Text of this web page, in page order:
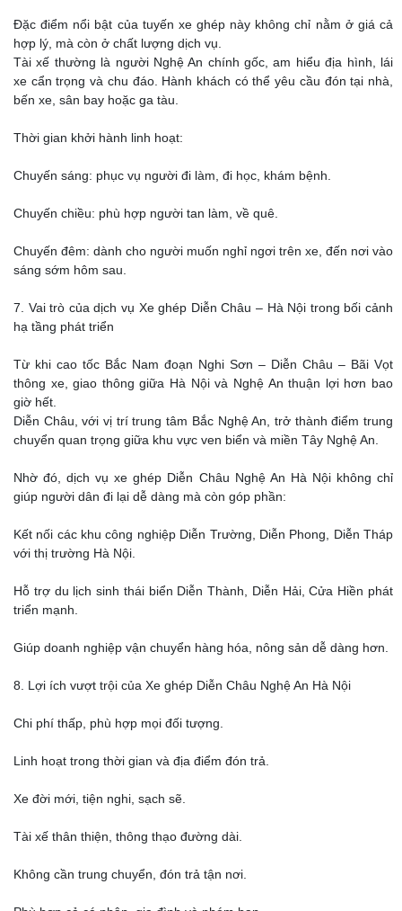
Đặc điểm nổi bật của tuyến xe ghép này không chỉ nằm ở giá cả
hợp lý, mà còn ở chất lượng dịch vụ.
Tài xế thường là người Nghệ An chính gốc, am hiểu địa hình, lái
xe cẩn trọng và chu đáo. Hành khách có thể yêu cầu đón tại nhà,
bến xe, sân bay hoặc ga tàu.
Thời gian khởi hành linh hoạt:
Chuyến sáng: phục vụ người đi làm, đi học, khám bệnh.
Chuyến chiều: phù hợp người tan làm, về quê.
Chuyến đêm: dành cho người muốn nghỉ ngơi trên xe, đến nơi vào
sáng sớm hôm sau.
7. Vai trò của dịch vụ Xe ghép Diễn Châu – Hà Nội trong bối cảnh
hạ tầng phát triển
Từ khi cao tốc Bắc Nam đoạn Nghi Sơn – Diễn Châu – Bãi Vọt
thông xe, giao thông giữa Hà Nội và Nghệ An thuận lợi hơn bao
giờ hết.
Diễn Châu, với vị trí trung tâm Bắc Nghệ An, trở thành điểm trung
chuyển quan trọng giữa khu vực ven biển và miền Tây Nghệ An.
Nhờ đó, dịch vụ xe ghép Diễn Châu Nghệ An Hà Nội không chỉ
giúp người dân đi lại dễ dàng mà còn góp phần:
Kết nối các khu công nghiệp Diễn Trường, Diễn Phong, Diễn Tháp
với thị trường Hà Nội.
Hỗ trợ du lịch sinh thái biển Diễn Thành, Diễn Hải, Cửa Hiền phát
triển mạnh.
Giúp doanh nghiệp vận chuyển hàng hóa, nông sản dễ dàng hơn.
8. Lợi ích vượt trội của Xe ghép Diễn Châu Nghệ An Hà Nội
Chi phí thấp, phù hợp mọi đối tượng.
Linh hoạt trong thời gian và địa điểm đón trả.
Xe đời mới, tiện nghi, sạch sẽ.
Tài xế thân thiện, thông thạo đường dài.
Không cần trung chuyển, đón trả tận nơi.